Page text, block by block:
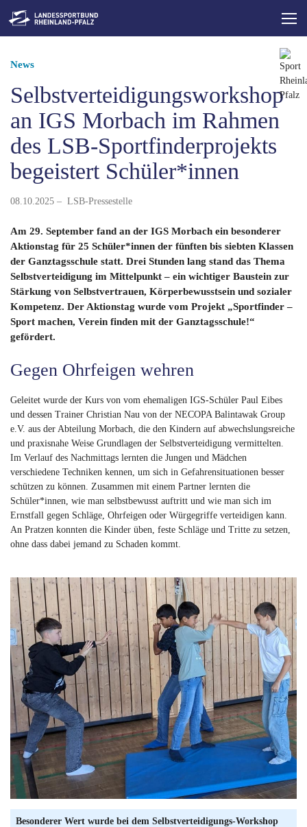
zum
Inhalt
Pfadnavigation
News
Selbstverteidigungsworkshop
an IGS Morbach im Rahmen
des LSB-Sportfinderprojekts
begeistert Schüler*innen
08.10.2025 – LSB-Pressestelle
Am 29. September fand an der IGS Morbach ein besonderer
Aktionstag für 25 Schüler*innen der fünften bis siebten Klassen
der Ganztagsschule statt. Drei Stunden lang stand das Thema
Selbstverteidigung im Mittelpunkt – ein wichtiger Baustein zur
Stärkung von Selbstvertrauen, Körperbewusstsein und sozialer
Kompetenz. Der Aktionstag wurde vom Projekt „Sportfinder –
Sport machen, Verein finden mit der Ganztagsschule!“
gefördert.
Gegen Ohrfeigen wehren
Geleitet wurde der Kurs von vom ehemaligen IGS-Schüler Paul Eibes
und dessen Trainer Christian Nau von der NECOPA Balintawak Group
e.V. aus der Abteilung Morbach, die den Kindern auf abwechslungsreiche
und praxisnahe Weise Grundlagen der Selbstverteidigung vermittelten.
Im Verlauf des Nachmittags lernten die Jungen und Mädchen
verschiedene Techniken kennen, um sich in Gefahrensituationen besser
schützen zu können. Zusammen mit einem Partner lernten die
Schüler*innen, wie man selbstbewusst auftritt und wie man sich im
Ernstfall gegen Schläge, Ohrfeigen oder Würgegriffe verteidigen kann.
An Pratzen konnten die Kinder üben, feste Schläge und Tritte zu setzen,
ohne dass dabei jemand zu Schaden kommt.
Besonderer Wert wurde bei dem Selbstverteidigungs-Workshop